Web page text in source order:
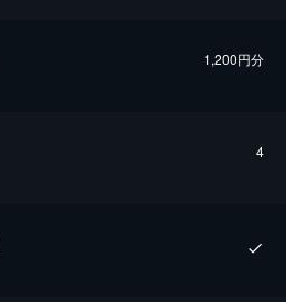
1,200円分
4